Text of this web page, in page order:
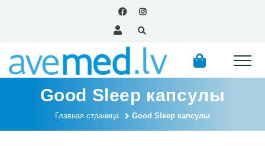
Good Sleep капсулы
Главная страница Good Sleep капсулы